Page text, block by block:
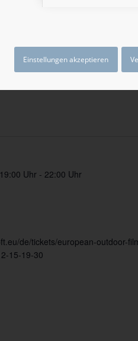
Einstellungen akzeptieren
Uhr - 22:00 Uhr
de/tickets/european-outdoor-
15-19-30